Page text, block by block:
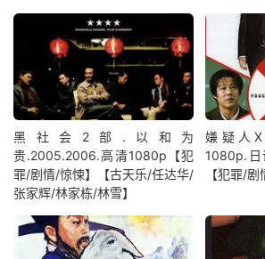
黑社会2部.以和为
贵.2005.2006.高清1080p【犯
罪/剧情/惊悚】【古天乐/任达华/
张家辉/林家栋/林雪】
嫌疑人
1080p.日
【犯罪/剧